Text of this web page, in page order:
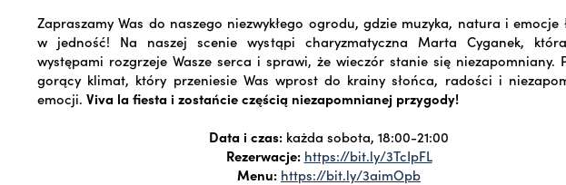
Zapraszamy Was do naszego niezwykłego ogrodu, gdzie muzyka, natura i emocje
w jedność! Na naszej scenie wystąpi charyzmatyczna Marta Cyganek,
występami rozgrzeje Wasze serca i sprawi, że wieczór stanie się niezapomniany.
gorący klimat, który przeniesie Was wprost do krainy słońca, radości i
emocji.Viva la fiesta i zostańcie częścią niezapomnianej przygody!
Data i czas: każda sobota, 18:00-21:00
Rezerwacje: https://bit.ly/3TcIpFL
Menu: https://bit.ly/3aimOpb